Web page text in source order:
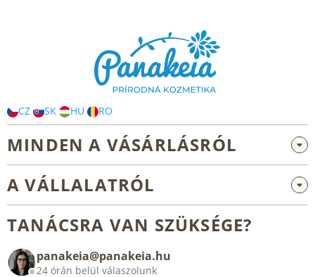
CZ SK HU RO
MINDEN A VÁSÁRLÁSRÓL
Nagykereskedelem és együttműködés
Általános üzleti feltételek
A VÁLLALATRÓL
Rólunk
Kapcsolat
TANÁCSRA VAN SZÜKSÉGE?
panakeia@panakeia.hu
24 órán belül válaszolunk